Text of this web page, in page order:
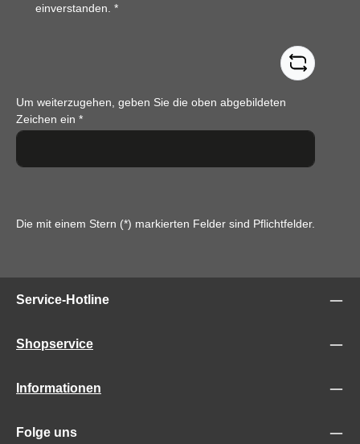
einverstanden. *
Um weiterzugehen, geben Sie die oben abgebildeten
Zeichen ein *
Die mit einem Stern (*) markierten Felder sind Pflichtfelder.
Service-Hotline
Shopservice
Informationen
Folge uns